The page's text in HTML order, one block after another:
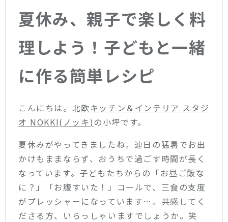
夏休み、親子で楽しく料
理しよう！子どもと一緒
に作る簡単レシピ
こんにちは。 北欧キッチン＆インテリア スタジ
オ NOKKI(ノッキ) の小坪です。
夏休みがやってきましたね。連日の猛暑でお出
かけもままならず、おうちで過ごす時間が長く
なっています。子どもたちからの「お昼ご飯な
に？」「お腹すいた！」コールで、三食の支度
がプレッシャーになっています…。共感してく
ださる方、いらっしゃいますでしょうか。笑